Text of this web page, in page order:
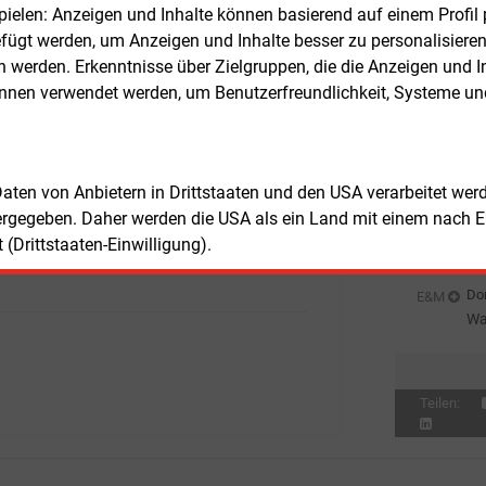
Anzeigen und Inhalte können basierend auf einem Profil
werden, um Anzeigen und Inhalte besser zu
werden. Erkenntnisse über Zielgruppen, die die Anzeigen und
verwendet werden, um Benutzerfreundlichkeit, Systeme
von Anbietern in Drittstaaten und den USA verarbeitet
Daher werden die USA als ein Land mit einem nach
(Drittstaaten-Einwilligung).
Netzfinanzierung über den
führen, resümiert der BWO.
Entlastung der Verbraucher wird
zu einer indirekten
Energieökonomik erstellte, steht
als Download bereit:
Offshore Wind
E&M
Teilen: